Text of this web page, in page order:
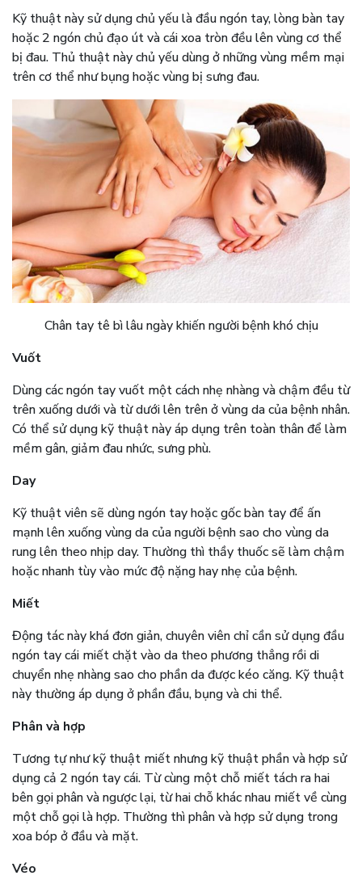
Kỹ thuật này sử dụng chủ yếu là đầu ngón tay, lòng bàn tay
hoặc 2 ngón chủ đạo út và cái xoa tròn đều lên vùng cơ thể
bị đau. Thủ thuật này chủ yếu dùng ở những vùng mềm mại
trên cơ thể như bụng hoặc vùng bị sưng đau.
Chân tay tê bì lâu ngày khiến người bệnh khó chịu
Vuốt
Dùng các ngón tay vuốt một cách nhẹ nhàng và chậm đều từ
trên xuống dưới và từ dưới lên trên ở vùng da của bệnh nhân.
Có thể sử dụng kỹ thuật này áp dụng trên toàn thân để làm
mềm gân, giảm đau nhức, sưng phù.
Day
Kỹ thuật viên sẽ dùng ngón tay hoặc gốc bàn tay để ấn
mạnh lên xuống vùng da của người bệnh sao cho vùng da
rung lên theo nhịp day. Thường thì thầy thuốc sẽ làm chậm
hoặc nhanh tùy vào mức độ nặng hay nhẹ của bệnh.
Miết
Động tác này khá đơn giản, chuyên viên chỉ cần sử dụng đầu
ngón tay cái miết chặt vào da theo phương thẳng rồi di
chuyển nhẹ nhàng sao cho phần da được kéo căng. Kỹ thuật
này thường áp dụng ở phần đầu, bụng và chi thể.
Phân và hợp
Tương tự như kỹ thuật miết nhưng kỹ thuật phần và hợp sử
dụng cả 2 ngón tay cái. Từ cùng một chỗ miết tách ra hai
bên gọi phân và ngược lại, từ hai chỗ khác nhau miết về cùng
một chỗ gọi là hợp. Thường thì phân và hợp sử dụng trong
xoa bóp ở đầu và mặt.
Véo